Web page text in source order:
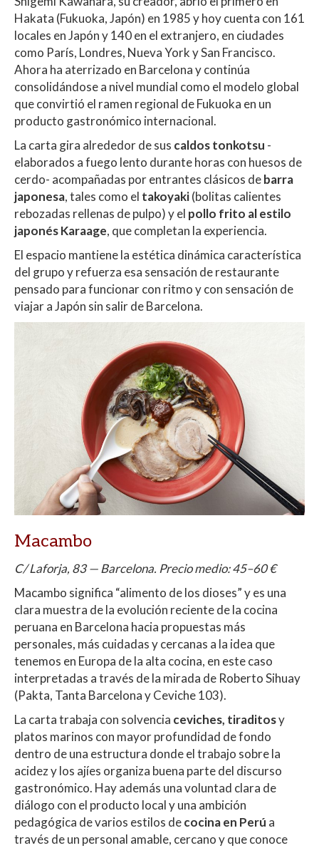
Hakata (Fukuoka, Japón) en 1985 y hoy cuenta con 161
locales en Japón y 140 en el extranjero, en ciudades
como París, Londres, Nueva York y San Francisco.
Ahora ha aterrizado en Barcelona y continúa
consolidándose a nivel mundial como el modelo global
que convirtió el ramen regional de Fukuoka en un
producto gastronómico internacional.
La carta gira alrededor de sus caldos tonkotsu -
elaborados a fuego lento durante horas con huesos de
cerdo- acompañadas por entrantes clásicos debarra
japonesa, tales como el takoyaki(bolitas calientes
rebozadas rellenas de pulpo) y el pollo frito al estilo
japonésKaraage, que completan la experiencia.
El espacio mantiene la estética dinámica característica
del grupo y refuerza esa sensación de restaurante
pensado para funcionar con ritmo y con sensación de
viajar a Japón sin salir de Barcelona.
Macambo
C/ Laforja, 83 — Barcelona. Precio medio: 45–60 €
Macambo significa “alimento de los dioses” y es una
clara muestra de la evolución reciente de la cocina
peruana en Barcelona hacia propuestas más
personales, más cuidadas y cercanas a la idea que
tenemos en Europa de la alta cocina, en este caso
interpretadas a través de la mirada de Roberto Sihuay
(Pakta, Tanta Barcelona y Ceviche 103).
La carta trabaja con solvencia ceviches, tiraditosy
platos marinos con mayor profundidad de fondo
dentro de una estructura donde el trabajo sobre la
acidez y los ajíes organiza buena parte del discurso
gastronómico. Hay además una voluntad clara de
diálogo con el producto local y una ambición
pedagógica de varios estilos decocina en Perú a
través de un personal amable, cercano y que conoce